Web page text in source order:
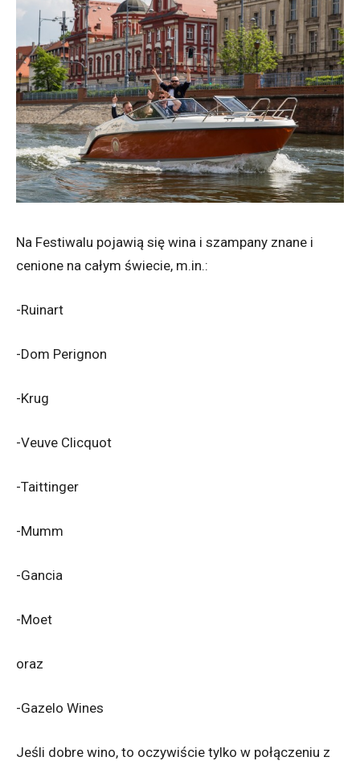
Na Festiwalu pojawią się wina i szampany znane i
cenione na całym świecie, m.in.:
-Ruinart
-Dom Perignon
-Krug
-Veuve Clicquot
-Taittinger
-Mumm
-Gancia
-Moet
oraz
-Gazelo Wines
Jeśli dobre wino, to oczywiście tylko w połączeniu z